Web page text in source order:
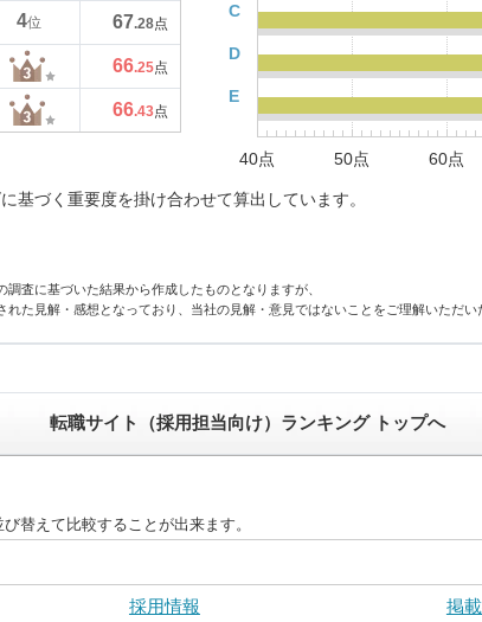
4位 67.28点
66.25点
66.43点
C
D
E
40点 50点 60点
づく重要度を掛け合わせて算出しています。
査に基づいた結果から作成したものとなりますが、
た見解・感想となっており、当社の見解・意見ではないことをご理解いただい
転職サイト（採用担当向け）ランキング トップへ
替えて比較することが出来ます。
採用情報
掲